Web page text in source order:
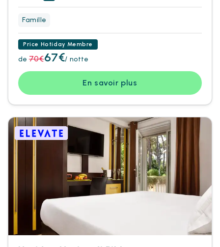
Famille
Price Hotiday Membre
de 70€67€/ notte
En savoir plus